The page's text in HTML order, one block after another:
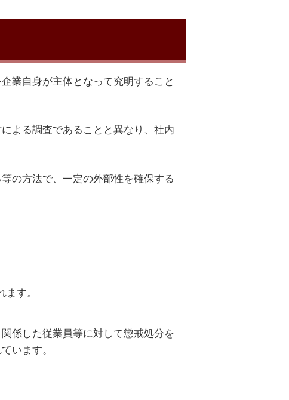
業自身が主体となって究明すること
よる調査であることと異なり、社内
の方法で、一定の外部性を確保する
す。
係した従業員等に対して懲戒処分を
います。